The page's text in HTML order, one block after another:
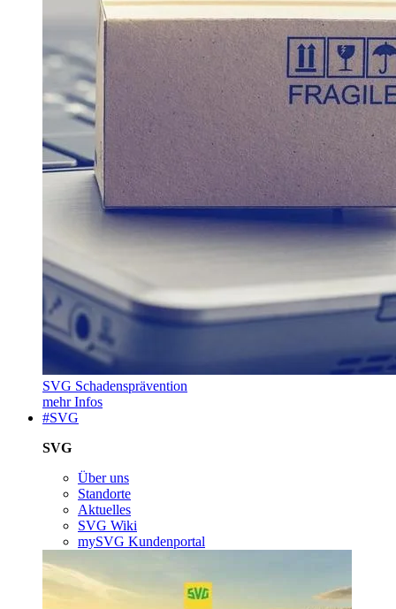
SVG Schadensprävention
mehr Infos
#SVG
SVG
Über uns
Standorte
Aktuelles
SVG Wiki
mySVG Kundenportal